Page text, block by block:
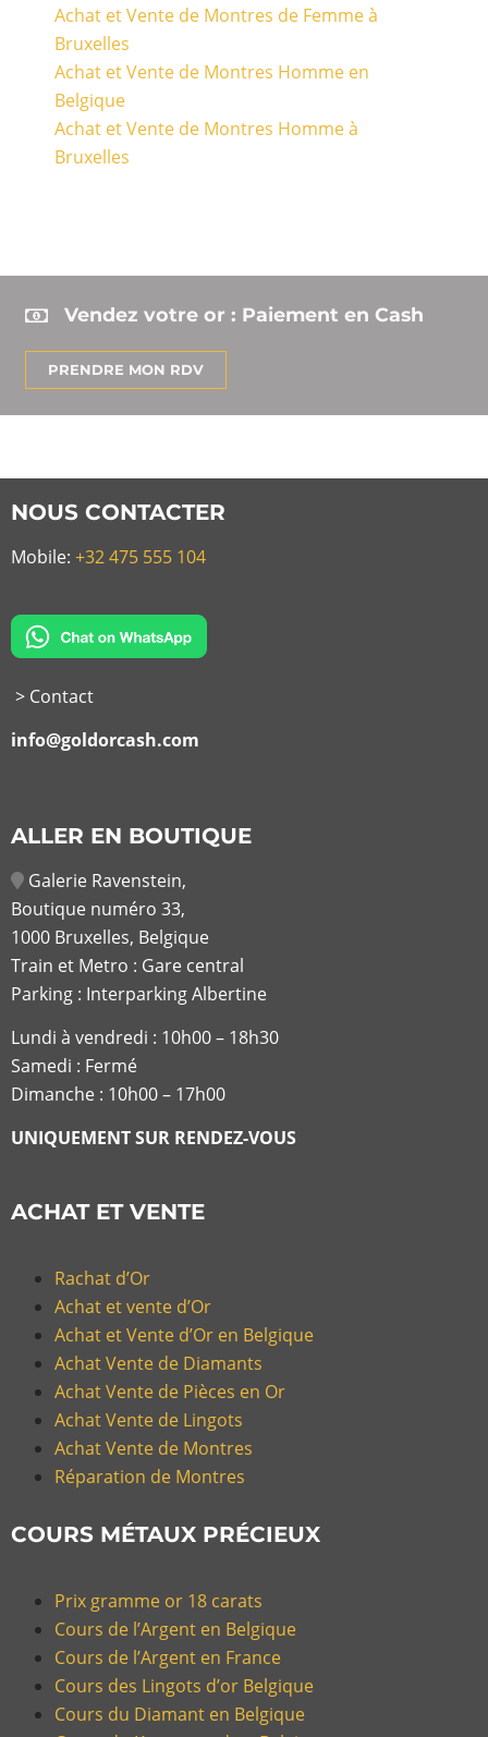
Achat et Vente de Montres de Femme à
Bruxelles
Achat et Vente de Montres Homme en
Belgique
Achat et Vente de Montres Homme à
Bruxelles
Vendez votre or : Paiement en Cash
PRENDRE MON RDV
NOUS CONTACTER
Mobile: +32 475 555 104
> Contact
info@goldorcash.com
ALLER EN BOUTIQUE
Galerie Ravenstein,
Boutique numéro 33,
1000 Bruxelles, Belgique
Train et Metro : Gare central
Parking : Interparking Albertine
Lundi à vendredi : 10h00 – 18h30
Samedi : Fermé
Dimanche : 10h00 – 17h00
UNIQUEMENT SUR RENDEZ-VOUS
ACHAT ET VENTE
Rachat d’Or
Achat et vente d’Or
Achat et Vente d’Or en Belgique
Achat Vente de Diamants
Achat Vente de Pièces en Or
Achat Vente de Lingots
Achat Vente de Montres
Réparation de Montres
COURS MÉTAUX PRÉCIEUX
Prix gramme or 18 carats
Cours de l’Argent en Belgique
Cours de l’Argent en France
Cours des Lingots d’or Belgique
Cours du Diamant en Belgique